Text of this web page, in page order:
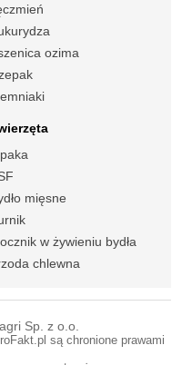
ozima
mięsne
w żywieniu bydła
chlewna
Sp. z o.o.
są chronione prawami